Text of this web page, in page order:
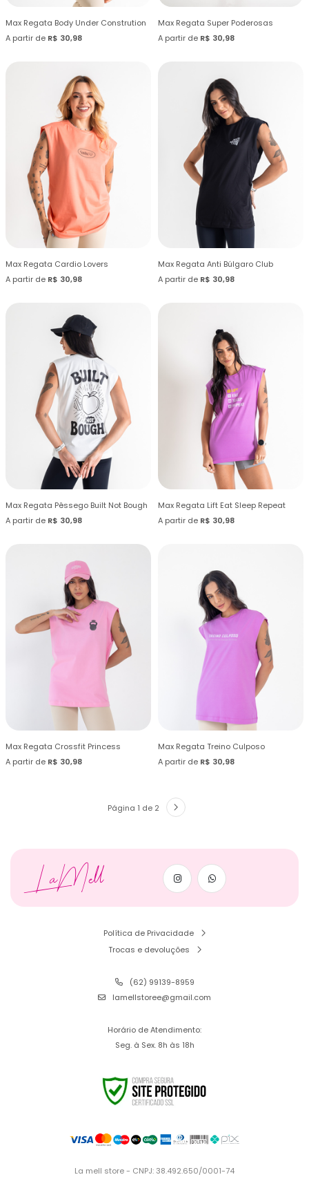
Max Regata Body Under Constrution
A partir de R$ 30,98
Max Regata Super Poderosas
A partir de R$ 30,98
Max Regata Cardio Lovers
A partir de R$ 30,98
Max Regata Anti Búlgaro Club
A partir de R$ 30,98
Max Regata Pêssego Built Not Bough
A partir de R$ 30,98
Max Regata Lift Eat Sleep Repeat
A partir de R$ 30,98
Max Regata Crossfit Princess
A partir de R$ 30,98
Max Regata Treino Culposo
A partir de R$ 30,98
Página 1 de 2
LaMell
Política de Privacidade
Trocas e devoluções
(62) 99139-8959
lamellstoree@gmail.com
Horário de Atendimento:
Seg. à Sex. 8h às 18h
La mell store - CNPJ: 38.492.650/0001-74